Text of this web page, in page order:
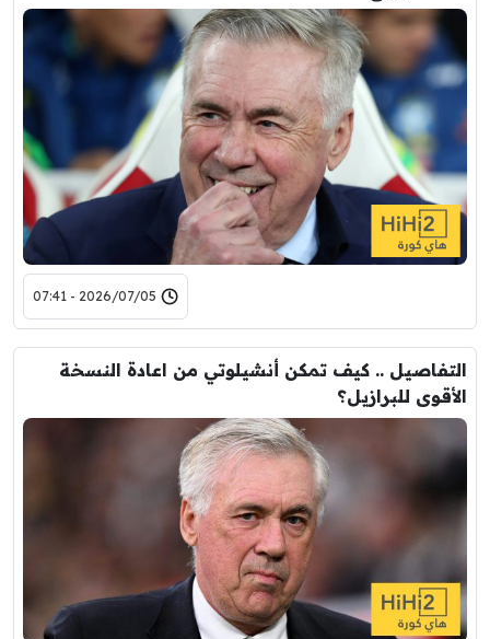
2026/07/05 - 07:41
التفاصيل .. كيف تمكن أنشيلوتي من اعادة النسخة
الأقوى للبرازيل؟